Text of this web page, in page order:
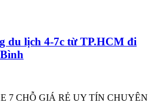
du lịch 4-7c từ TP.HCM đi
7 CHỖ GIÁ RẺ UY TÍN CHUYÊN